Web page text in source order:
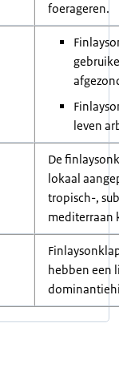
foerageren.
leven
De
lokaal
tropisch-,
mediterraan
hebben een